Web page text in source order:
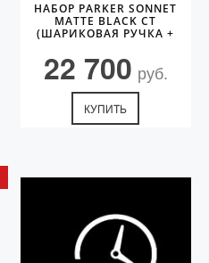
НАБОР PARKER SONNET
MATTE BLACK CT
(ШАРИКОВАЯ РУЧКА +
22 700 руб.
КУПИТЬ